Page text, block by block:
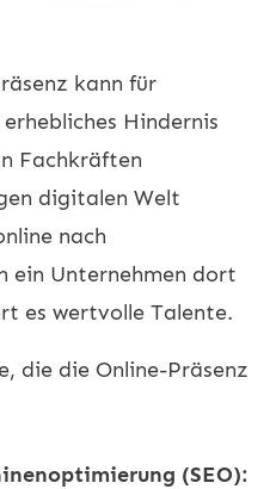
kann für
Hindernis
Fachkräften
digitalen Welt
nach
ein Unternehmen dort
es wertvolle Talente.
die die Online-Präsenz
(SEO):